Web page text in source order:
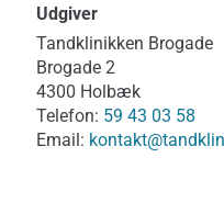
Udgiver
Tandklinikken Brogade
Brogade 2
4300 Holbæk
Telefon: 59 43 03 58
Email: